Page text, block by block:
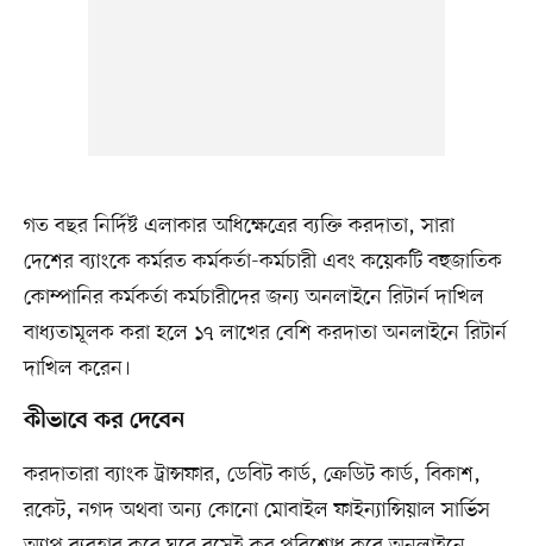
গত বছর নির্দিষ্ট এলাকার অধিক্ষেত্রের ব্যক্তি করদাতা, সারা
দেশের ব্যাংকে কর্মরত কর্মকর্তা-কর্মচারী এবং কয়েকটি বহুজাতিক
কোম্পানির কর্মকর্তা কর্মচারীদের জন্য অনলাইনে রিটার্ন দাখিল
বাধ্যতামূলক করা হলে ১৭ লাখের বেশি করদাতা অনলাইনে রিটার্ন
দাখিল করেন।
কীভাবে কর দেবেন
করদাতারা ব্যাংক ট্রান্সফার, ডেবিট কার্ড, ক্রেডিট কার্ড, বিকাশ,
রকেট, নগদ অথবা অন্য কোনো মোবাইল ফাইন্যান্সিয়াল সার্ভিস